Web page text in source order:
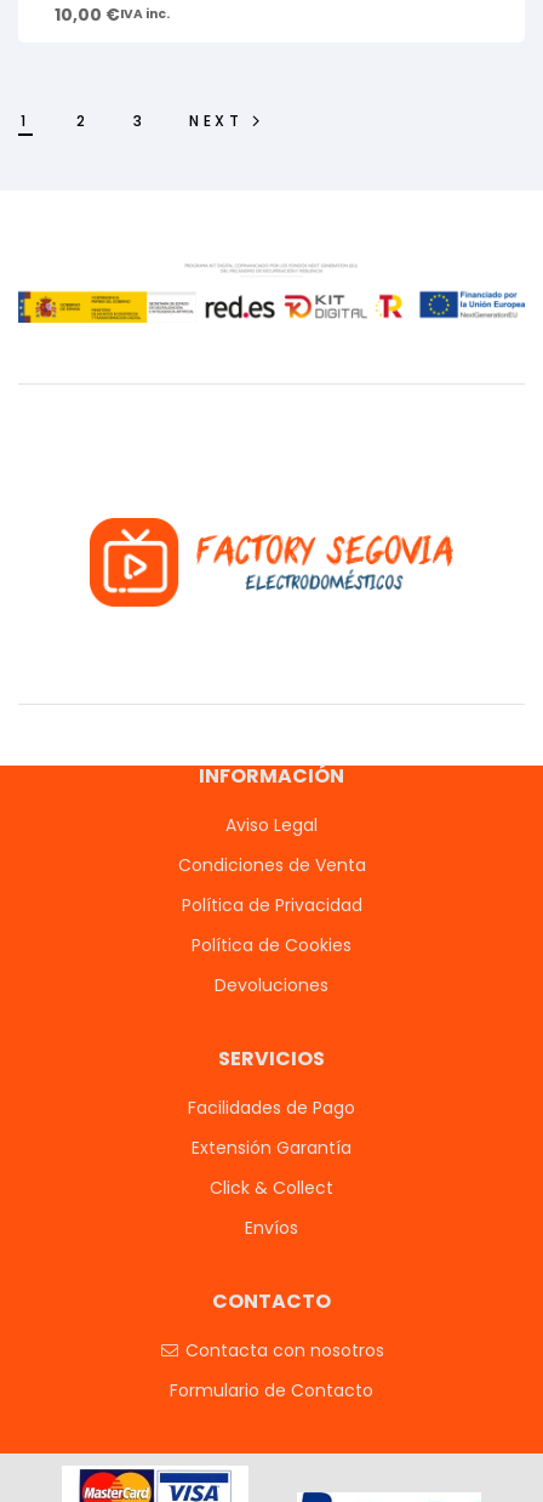
10,00 €IVA inc.
1 2 3 NEXT
INFORMACIÓN
Aviso Legal
Condiciones de Venta
Política de Privacidad
Política de Cookies
Devoluciones
SERVICIOS
Facilidades de Pago
Extensión Garantía
Click & Collect
Envíos
CONTACTO
Contacta con nosotros
Formulario de Contacto